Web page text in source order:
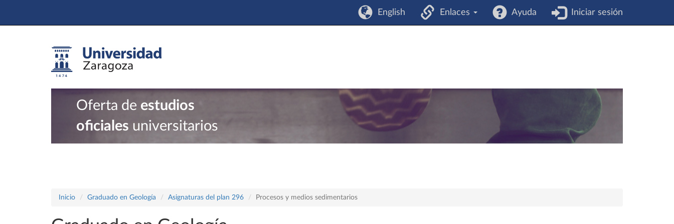
English Enlaces Ayuda Iniciar sesión
Oferta de estudios
oficiales universitarios
Inicio Graduado en Geología Asignaturas del plan 296 Procesos y medios sedimentarios